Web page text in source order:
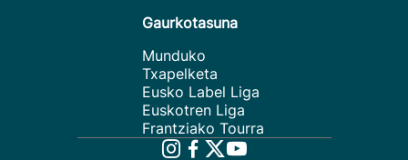
Gaurkotasuna
Munduko
Txapelketa
Eusko Label Liga
Euskotren Liga
Frantziako Tourra